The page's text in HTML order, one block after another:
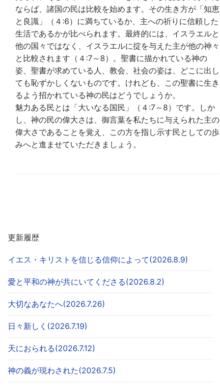
ならば、諸国の民は比較を始めます。その生き方が「知恵
と良識」（４:6）に満ちているか、主への祈りに信頼した
生活であるかが比べられます。最終的には、イスラエルと
他の国々ではなく、イスラエルに掟を与えた主が他の神々
と比較されます（４:7～8）。聖書に描かれている神の
姿、聖書が求めている人、教会、社会の姿は、どこに出し
ても恥ずかしくないものです。けれども、この聖書に生き
るよう招かれている神の民はどうでしょうか。
魅力ある民とは「大いなる国民」（４:7～8）です。しか
し、神の民の偉大さは、御言葉を私たちに与えられた主の
偉大さであることを覚え、この方を指し示す民としての歩
みへと進ませていただきましょう。
更新履歴
イエス・キリストを信じる信仰によって(2026.8.9)
愛と平和の神が共にいてくださる(2026.8.2)
大切なあなたへ(2026.7.26)
日々新しく(2026.7.19)
天におられる(2026.7.12)
神の義が現わされた(2026.7.5)